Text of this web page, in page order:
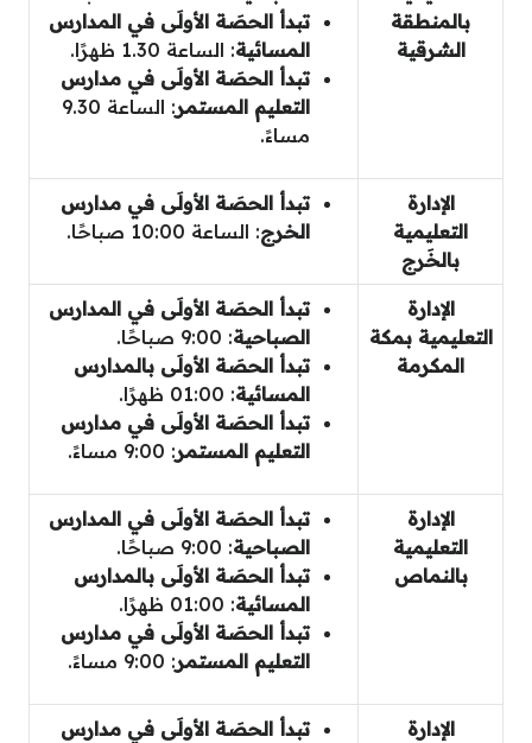
بالمنطقة
الشرقية
تبدأ الحصَة الأولَى في المدارس
المسائية: الساعة 1.30 ظهرًا.
تبدأ الحصَة الأولَى في مدارس
التعليم المستمر
: الساعة 9.30
مساءً.
الإدارة
التعليمية
بالخَرج
تبدأ الحصَة الأولَى في مدارس
الخرج: الساعة 10:00 صباحًا.
الإدارة
التعليمية بمكة
المكرمة
تبدأ الحصَة الأولَى في المدارس
الصباحية: 9:00 صباحًا.
تبدأ الحصَة الأولَى بالمدارس
المسائية: 01:00 ظهرًا.
تبدأ الحصَة الأولَى في مدارس
التعليم المستمر: 9:00 مساءً.
الإدارة
التعليمية
بالنماص
تبدأ الحصَة الأولَى في المدارس
الصباحية: 9:00 صباحًا.
تبدأ الحصَة الأولَى بالمدارس
المسائية: 01:00 ظهرًا.
تبدأ الحصَة الأولَى في مدارس
التعليم المستمر: 9:00 مساءً.
الإدارة
تبدأ الحصَة الأولَى في مدارس